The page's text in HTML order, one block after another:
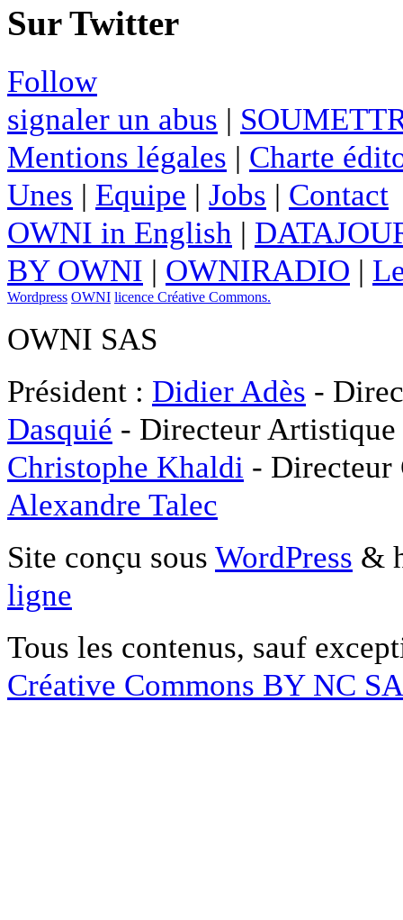
Sur Twitter
Follow
signaler un abus |
Mentions légales | Charte
Unes | Equipe | Jobs | Contact
OWNI in English |
BY OWNI | OWNIRADIO |
Wordpress OWNI licence Créative Commons.
OWNI SAS
Président : Didier Adès -
Dasquié - Directeur
Christophe Khaldi -
Alexandre Talec
Site conçu sous WordPress &
ligne
Tous les contenus, sauf
Créative Commons BY NC SA